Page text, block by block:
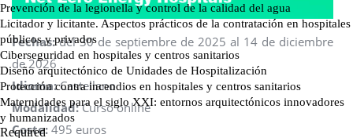
Fechas:del 30 de septiembre de 2025 al 14 de diciembre
de 2026
Idioma:Castellano
Modalidad:Curso online
Coste: 495 euros